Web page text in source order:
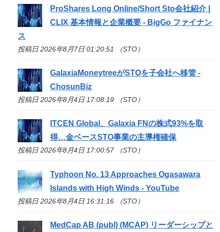
ProShares Long Online/ShortSto会社紹介 |
CLIX 基本情報と企業概要 - BigGo ファイナン
ス
投稿日 2026年8月7日 01:20:51 （STO）
GalaxiaMoneytreeがSTOを子会社へ移管 -
ChosunBiz
投稿日 2026年8月4日 17:08:19 （STO）
ITCEN Global、Galaxia FNの株式93%を取
得…金ベースSTO事業の主導権確保
投稿日 2026年8月4日 17:00:57 （STO）
Typhoon No. 13 Approaches Ogasawara
Islands with High Winds - YouTube
投稿日 2026年8月4日 16:31:16 （STO）
MedCap AB (publ) (MCAP) リーダーシップと